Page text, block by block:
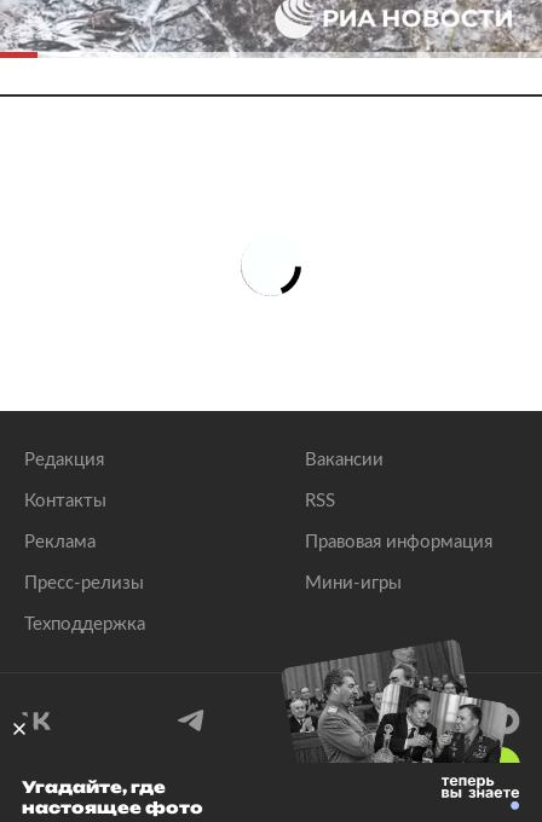
Редакция
Контакты
Реклама
Пресс-релизы
Техподдержка
Вакансии
RSS
Правовая информация
Мини-игры
© 1999–2026 Все права защищены.
Угадайте, где
настоящее фото